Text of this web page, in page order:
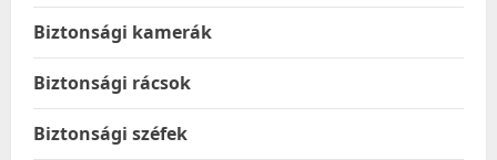
Biztonsági kamerák
Biztonsági rácsok
Biztonsági széfek